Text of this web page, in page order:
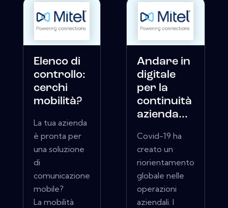
Elenco di
controllo:
cerchi
mobilità?
La tua azienda
è pronta per
una soluzione
di
comunicazione
mobile?
La mobilità
Andare in
digitale
per la
continuità
azienda...
Covid-19 ha
creato un
riorientamento
globale nelle
operazioni
aziendali. I